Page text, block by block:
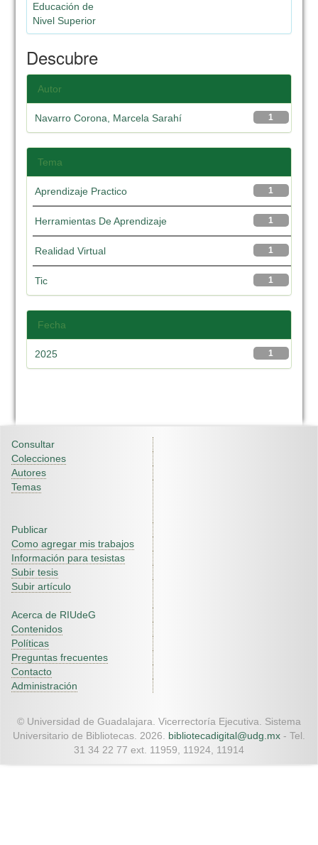
Educación de
Nivel Superior
Descubre
Autor
1
Navarro Corona, Marcela Sarahí
Tema
1
Aprendizaje Practico
1
Herramientas De Aprendizaje
1
Realidad Virtual
1
Tic
Fecha
1
2025
Consultar
Colecciones
Autores
Temas
Publicar
Como agregar mis trabajos
Información para tesistas
Subir tesis
Subir artículo
Acerca de RIUdeG
Contenidos
Políticas
Preguntas frecuentes
Contacto
Administración
© Universidad de Guadalajara. Vicerrectoría Ejecutiva. Sistema
Universitario de Bibliotecas. 2026. bibliotecadigital@udg.mx - Tel.
31 34 22 77 ext. 11959, 11924, 11914